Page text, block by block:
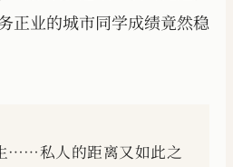
正业的城市同学成绩竟然稳
……私人的距离又如此之